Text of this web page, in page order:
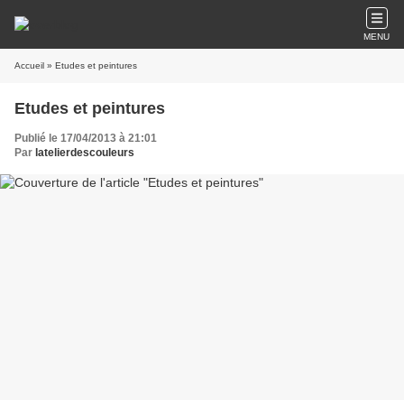
MENU
Accueil » Etudes et peintures
Etudes et peintures
Publié le 17/04/2013 à 21:01
Par latelierdescouleurs